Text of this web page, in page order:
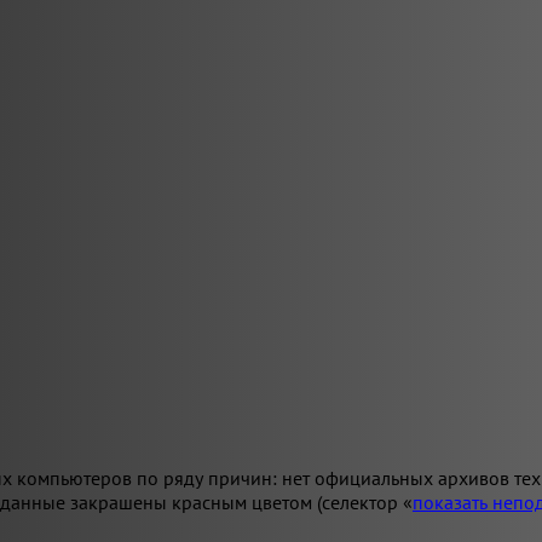
по ряду причин: нет официальных архивов
закрашены красным цветом (селектор «показать